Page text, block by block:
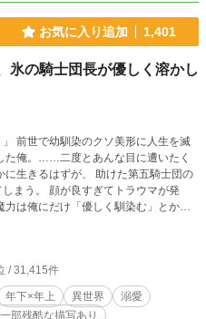
お気に入り追加 1,401
氷の騎士団長が優しく溶かし
滅
た俺。……二度とあんな目に遭いたく
ラウマが発
は俺にだけ「優しく馴染む」とか言
、俺にだけは温かい。 「嫌でな
か甘くて温かい日常に変わっていく
/ 31,415件
年下×年上 異世界
溺愛
一部残酷な描写あり